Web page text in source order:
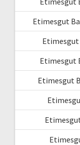
Etimesgut
Etimesgut
Etimesgut
Etimesgut